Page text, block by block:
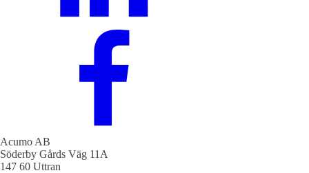
Acumo AB
Söderby Gårds Väg 11A
147 60 Uttran